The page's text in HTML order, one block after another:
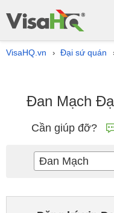
VisaHQ.vn › Đại sứ quán
Đan Mạch
Cần giúp đỡ?
Đan Mạch